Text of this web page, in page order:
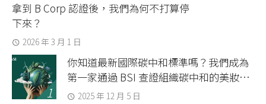
拿到 B Corp 認證後，我們為何不打算停
下來？
2026 年 3 月 1 日
你知道最新國際碳中和標準嗎？我們成為
第一家通過 BSI 查證組織碳中和的美妝品
牌 2025 年 12 月 5 日